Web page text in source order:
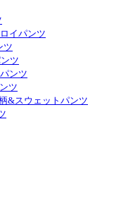
イパンツ
ツ
ツ
ンツ
ツ
&スウェットパンツ